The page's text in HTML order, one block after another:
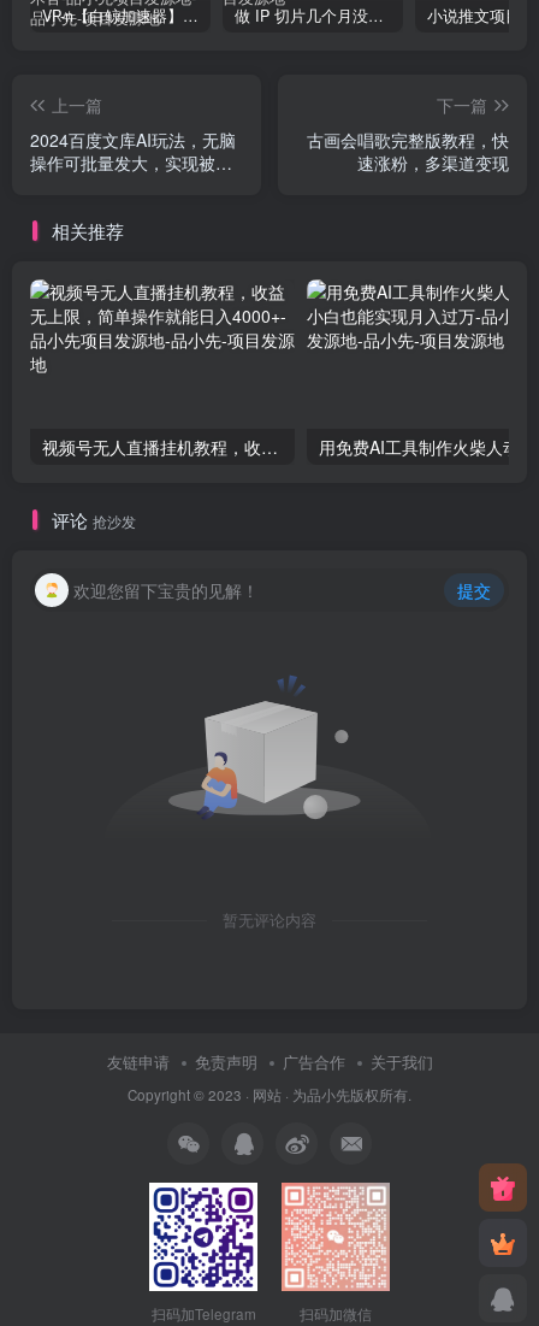
VP-n【白鲸加速器】在国内也能刷油管、Instagram，我送你无限免费流量 永久免费-知名技术官-品小先项目发源地 做 IP 切片几个月没赚到什么钱，蹭上热点，靠一个视频赚了二十万-品小先项目发源地
上一篇
2024百度文库AI玩法，无脑
操作可批量发大，实现被动
下一篇
古画会唱歌完整版教程，快
速涨粉，多渠道变现
相关推荐
视频号无人直播挂机教程，收益无上限，简单操作就能日入4000+-品小先项目发源地
评论 抢沙发
欢迎您留下宝贵的见解！ 提交
暂无评论内容
友链申请 免责声明 广告合作 关于我们
Copyright © 2023 · 网站 · 为品小先版权所有.
扫码加Telegram 扫码加微信